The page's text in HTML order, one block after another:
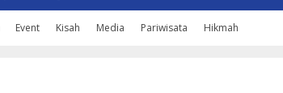
Event Kisah Media Pariwisata Hikmah